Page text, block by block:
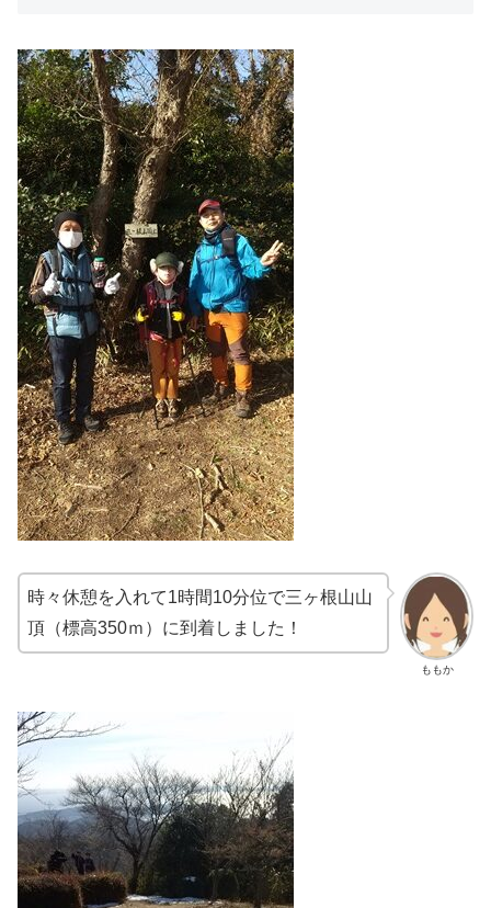
ももか
時々休憩を入れて1時間10分位で三ヶ根山山
頂（標高350ｍ）に到着しました！